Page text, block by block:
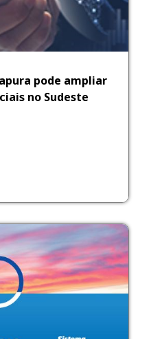
pode ampliar
no Sudeste